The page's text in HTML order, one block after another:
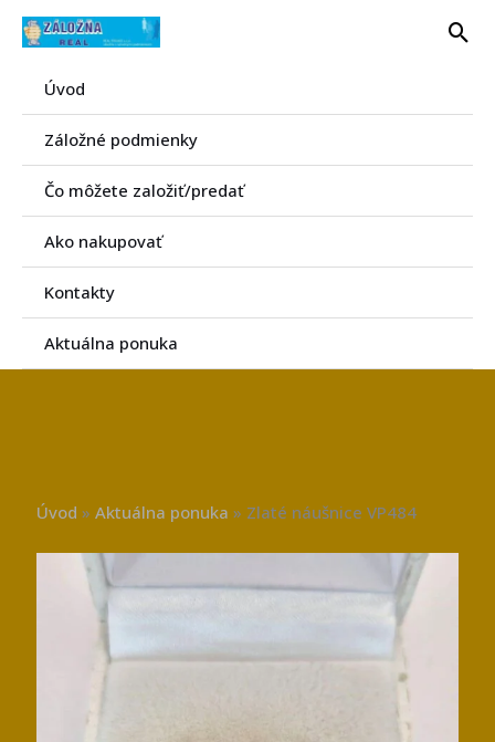
Preskočiť
Úvod
Záložné podmienky
Čo môžete založiť/predať
Ako nakupovať
Kontakty
Aktuálna ponuka
Úvod »Aktuálna ponuka » Zlaté náušnice VP484